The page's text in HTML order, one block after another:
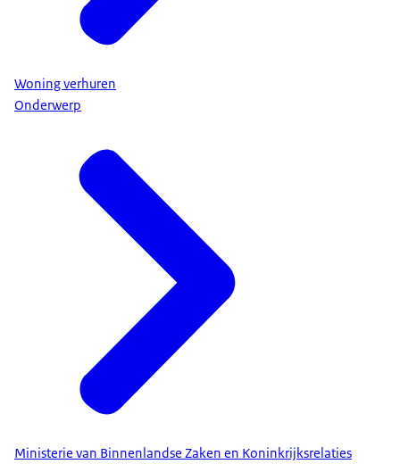
Woning verhuren
Onderwerp
Ministerie van Binnenlandse Zaken en Koninkrijksrelaties